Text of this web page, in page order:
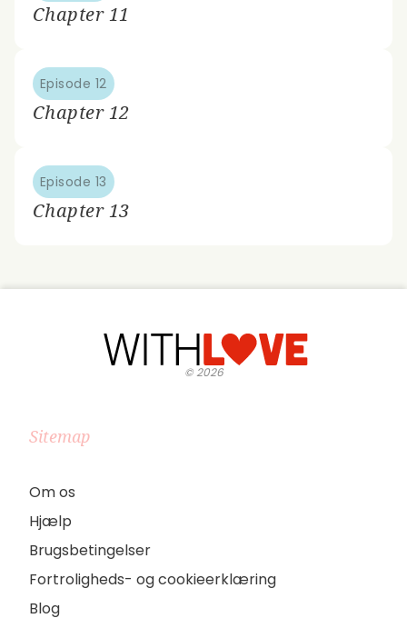
Chapter 11
Episode 12
Chapter 12
Episode 13
Chapter 13
©2026
Sitemap
Om os
Hjælp
Brugsbetingelser
Fortroligheds- og cookieerklæring
Blog